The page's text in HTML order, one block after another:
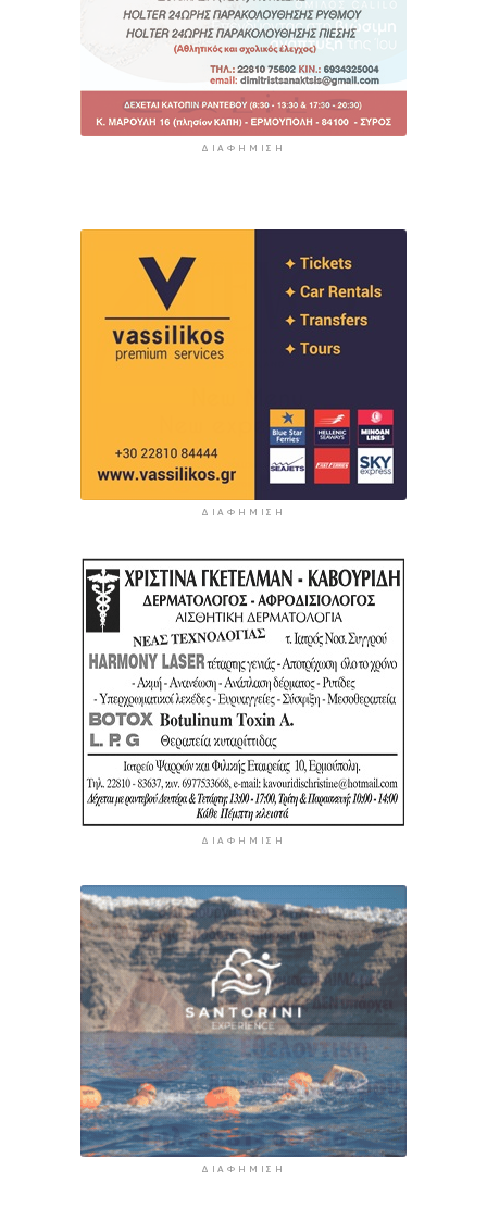
ΔΙΑΦΉΜΙΣΗ
ΔΙΑΦΉΜΙΣΗ
ΔΙΑΦΉΜΙΣΗ
ΔΙΑΦΉΜΙΣΗ